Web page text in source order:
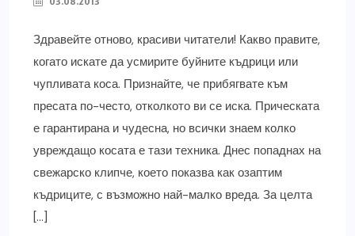
Здравейте отново, красиви читатели! Какво правите,
когато искате да усмирите буйните къдрици или
чупливата коса. Признайте, че прибягвате към
пресата по-често, отколкото ви се иска. Прическата
е гарантирана и чудесна, но всички знаем колко
увреждащо косата е тази техника. Днес попаднах на
свежарско клипче, което показва как озаптим
къдриците, с възможно най-малко вреда. За целта
[…]